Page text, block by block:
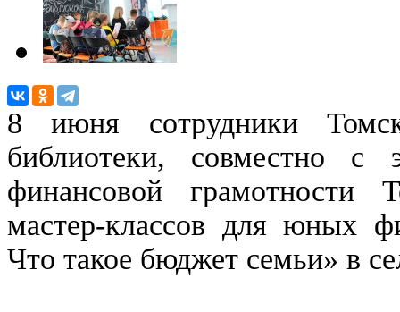
8 июня сотрудники
библиотеки, совместно с
финансовой грамотности
мастер-классов для юных
Что такое бюджет семьи» в